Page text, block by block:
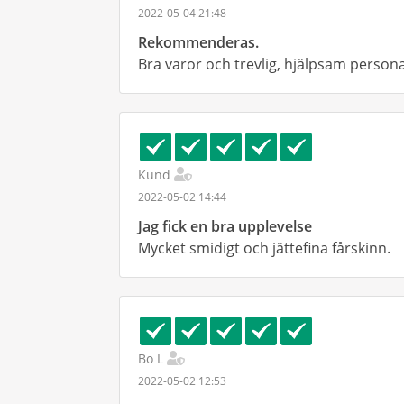
2022-05-04 21:48
Rekommenderas.
Bra varor och trevlig, hjälpsam
Kund
2022-05-02 14:44
Jag fick en bra upplevelse
Mycket smidigt och jättefina fårskinn.
Bo L
2022-05-02 12:53